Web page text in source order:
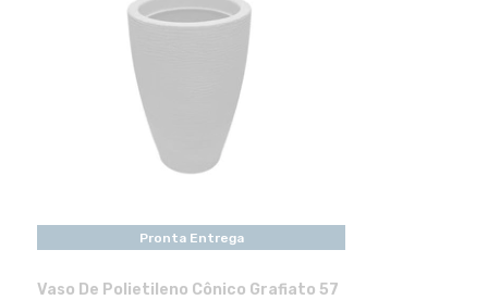
Pronta Entrega
Vaso De Polietileno Cônico Grafiato 57